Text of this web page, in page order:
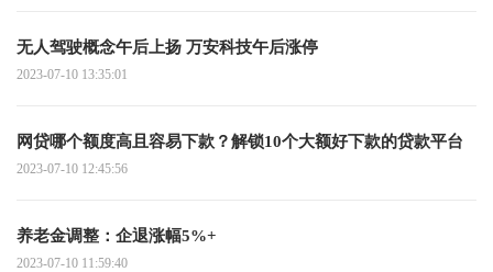
无人驾驶概念午后上扬 万安科技午后涨停
2023-07-10 13:35:01
网贷哪个额度高且容易下款？解锁10个大额好下款的贷款平台
2023-07-10 12:45:56
养老金调整：企退涨幅5%+
2023-07-10 11:59:40